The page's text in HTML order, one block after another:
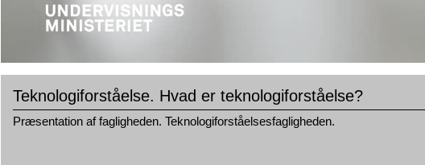
Teknologiforståelse. Hvad er teknologiforståelse?
Præsentation af fagligheden. Teknologiforståelsesfagligheden.